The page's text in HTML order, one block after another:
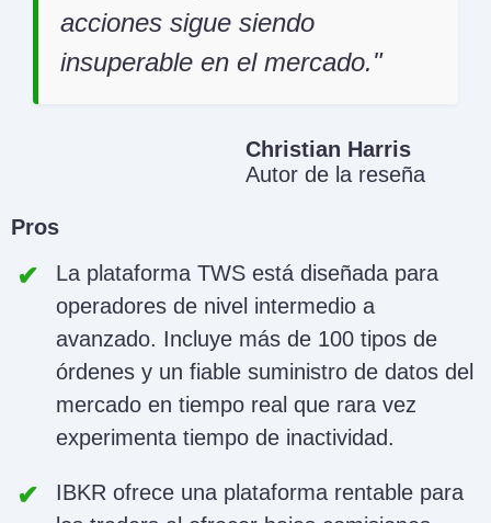
acciones sigue siendo
insuperable en el mercado.
Christian Harris
Autor de la reseña
Pros
La plataforma TWS está diseñada para
operadores de nivel intermedio a
avanzado. Incluye más de 100 tipos de
órdenes y un fiable suministro de datos del
mercado en tiempo real que rara vez
experimenta tiempo de inactividad.
IBKR ofrece una plataforma rentable para